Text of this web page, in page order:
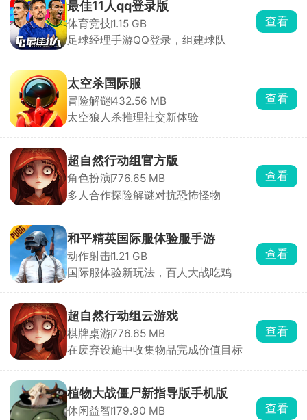
最佳11人qq登录版
体育竞技1.15 GB
足球经理手游QQ登录，组建球队
查看
太空杀国际服
冒险解谜432.56 MB
太空狼人杀推理社交新体验
查看
超自然行动组官方版
角色扮演776.65 MB
多人合作探险解谜对抗恐怖怪物
查看
和平精英国际服体验服手游
动作射击1.21 GB
国际服体验新玩法，百人大战吃鸡
查看
超自然行动组云游戏
棋牌桌游776.65 MB
在废弃设施中收集物品完成价值目标
查看
植物大战僵尸新指导版手机版
休闲益智179.90 MB
查看